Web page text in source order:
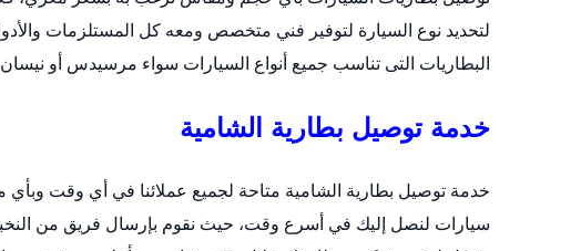
لتحديد نوع السيارة لتوفير فني متخصص ومعه كل المستلزمات
البطاريات التى تناسب جميع أنواع السيارات سواء مرسيدس أو
خدمة توصيل بطارية الشامية
خدمة توصيل بطارية الشامية متاحة لجميع عملائنا في أي وقت
سيارات لنصل إليك في أسرع وقت، حيث نقوم بإرسال فريق من